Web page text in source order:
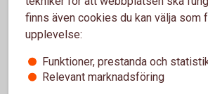
Du som har fyllt 66 år vid årets
årsinkomst på 760 500 kronor innan
på 63 375 kronor. Att du som har fyllt
ingång har högre brytpunkter beror på
finns även cookies du kan välja som
upplevelse:
Funktioner, prestanda och
Relevant marknadsföring